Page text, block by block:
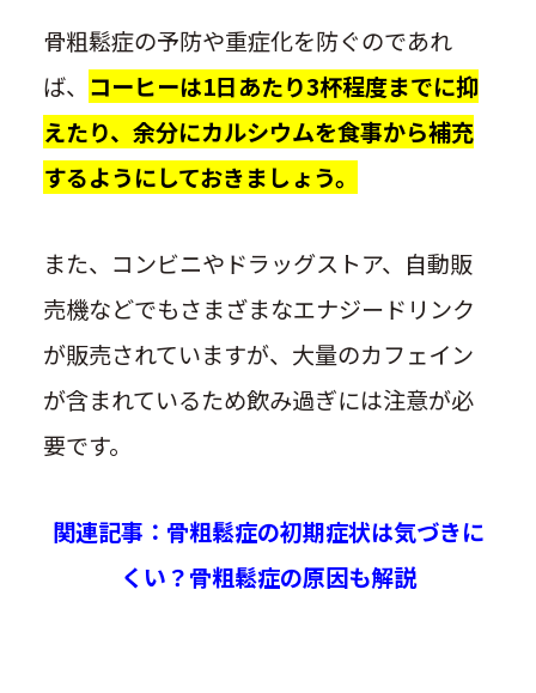
骨粗鬆症の予防や重症化を防ぐのであれ
ば、 コーヒーは1日あたり3杯程度までに抑
えたり、余分にカルシウムを食事から補充
するようにしておきましょう。
また、コンビニやドラッグストア、自動販
売機などでもさまざまなエナジードリンク
が販売されていますが、大量のカフェイン
が含まれているため飲み過ぎには注意が必
要です。
関連記事：骨粗鬆症の初期症状は気づきに
くい？骨粗鬆症の原因も解説